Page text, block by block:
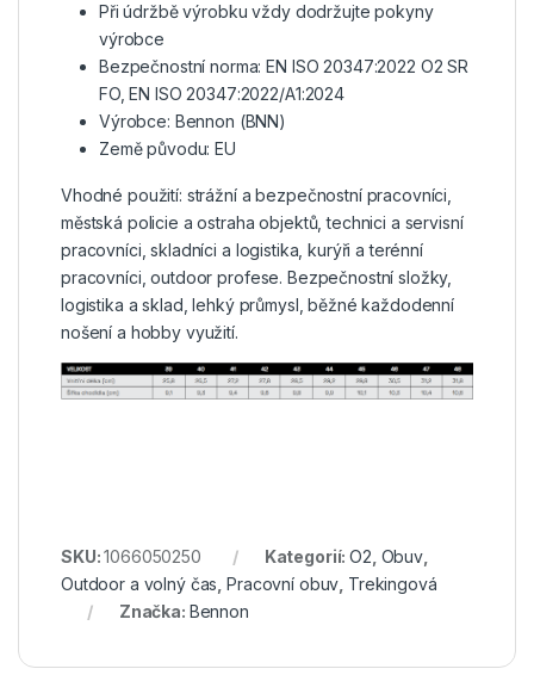
Při údržbě výrobku vždy dodržujte pokyny
výrobce
Bezpečnostní norma: EN ISO 20347:2022 O2 SR
FO, EN ISO 20347:2022/A1:2024
Výrobce: Bennon (BNN)
Země původu: EU
Vhodné použití: strážní a bezpečnostní pracovníci,
městská policie a ostraha objektů, technici a servisní
pracovníci, skladníci a logistika, kurýři a terénní
pracovníci, outdoor profese. Bezpečnostní složky,
logistika a sklad, lehký průmysl, běžné každodenní
nošení a hobby využití.
SKU:1066050250 Kategorií:O2 Obuv
Outdoor a volný čas ,Pracovní obuv Trekingová
Značka: Bennon